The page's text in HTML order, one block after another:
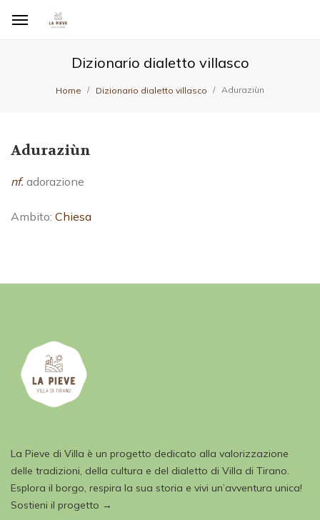
Dizionario dialetto villasco
Home Dizionario dialetto villasco Aduraziùn
Aduraziùn
nf. adorazione
Ambito: Chiesa
La Pieve di Villa è un progetto dedicato alla valorizzazione
delle tradizioni, della cultura e del dialetto di Villa di Tirano.
Esplora il borgo, respira la sua storia e vivi un’avventura unica!
Sostieni il progetto →